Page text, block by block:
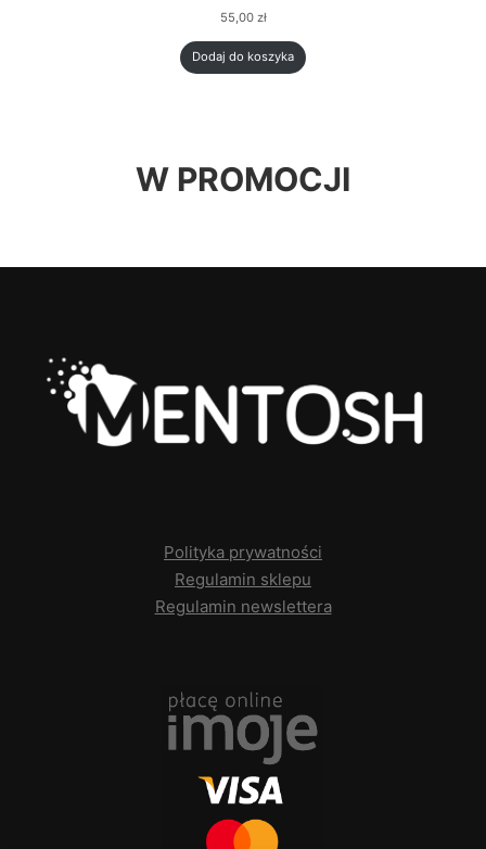
55,00 zł
Dodaj do koszyka
W PROMOCJI
Polityka prywatności
Regulamin sklepu
Regulamin newslettera